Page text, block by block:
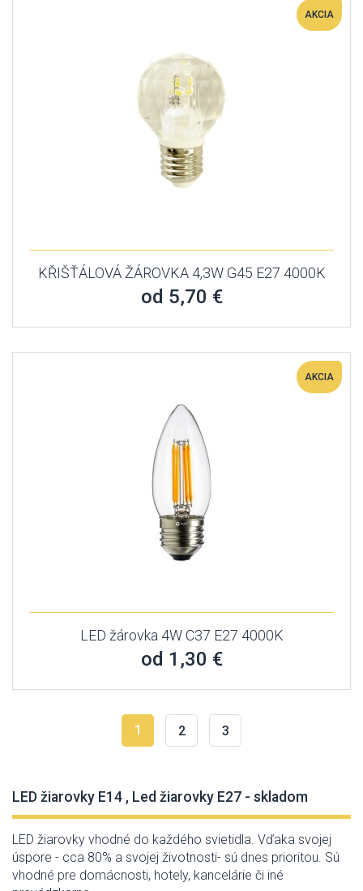
AKCIA
KŘIŠŤÁLOVÁ ŽÁROVKA 4,3W G45 E27 4000K
od 5,70 €
AKCIA
LED žárovka 4W C37 E27 4000K
od 1,30 €
1 2 3
LED žiarovky E14 , Led žiarovky E27 - skladom
LED žiarovky vhodné do každého svietidla. Vďaka svojej
úspore - cca 80% a svojej životnosti- sú dnes prioritou. Sú
vhodné pre domácnosti, hotely, kancelárie či iné